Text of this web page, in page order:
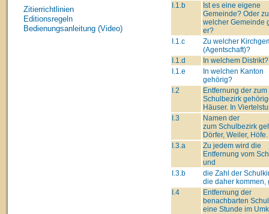
Zitierrichtlinien
Editionsregeln
Bedienungsanleitung (Video)
I.1.b
Ist es eine eigene
Gemeinde? Oder zu
welcher Gemeinde
er?
I.1.c
Zu welcher
(Agentschaft)?
I.1.d
In welchem Distrikt?
I.1.e
In welchen Kanton
gehörig?
I.2
Entfernung der zum
Schulbezirk
Häuser. In
I.3
Namen der
zum Schulbezirk
Dörfer, Weiler, Höfe.
I.3.a
Zu jedem wird die
Entfernung vom
und
I.3.b
die Zahl der
die daher kommen,
I.4
Entfernung der
benachbarten
eine Stunde im